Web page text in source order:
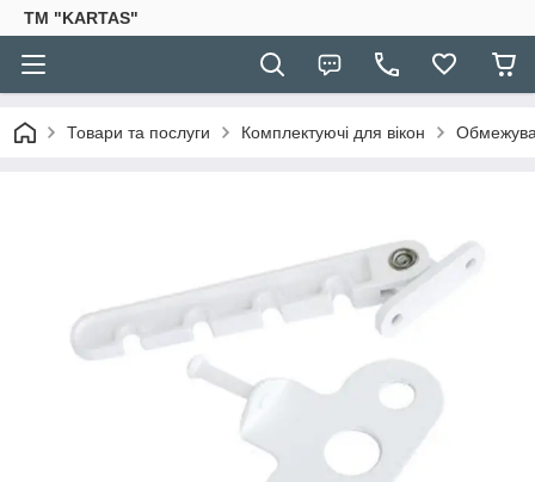
TM "KARTAS"
Товари та послуги Комплектуючі для вікон